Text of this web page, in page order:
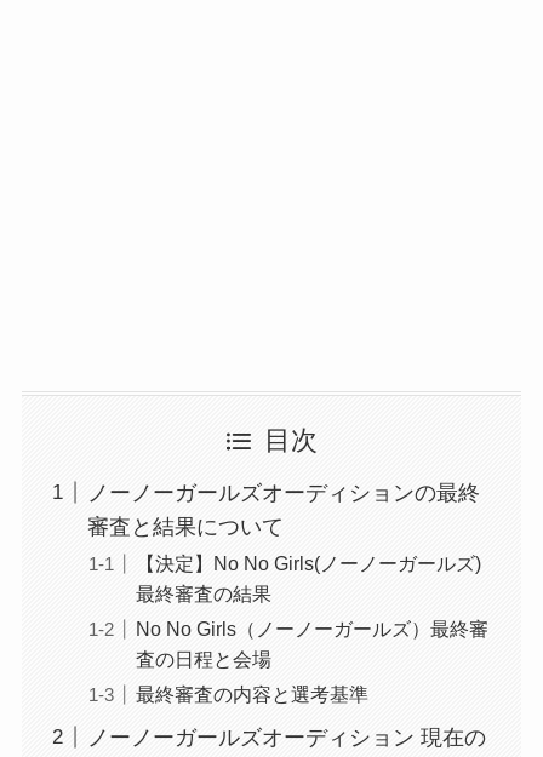
目次
ノーノーガールズオーディションの最終
審査と結果について
【決定】No No Girls(ノーノーガールズ)
最終審査の結果
No No Girls（ノーノーガールズ）最終審
査の日程と会場
最終審査の内容と選考基準
ノーノーガールズオーディション 現在の